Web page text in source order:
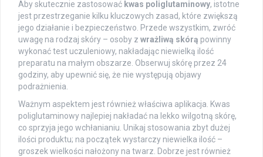
Aby skutecznie zastosować kwas poliglutaminowy, istotne
jest przestrzeganie kilku kluczowych zasad, które zwiększą
jego działanie i bezpieczeństwo. Przede wszystkim, zwróć
uwagę na rodzaj skóry – osoby z wrażliwą skórą powinny
wykonać test uczuleniowy, nakładając niewielką ilość
preparatu na małym obszarze. Obserwuj skórę przez 24
godziny, aby upewnić się, że nie występują objawy
podrażnienia.
Ważnym aspektem jest również właściwa aplikacja. Kwas
poliglutaminowy najlepiej nakładać na lekko wilgotną skórę,
co sprzyja jego wchłanianiu. Unikaj stosowania zbyt dużej
ilości produktu; na początek wystarczy niewielka ilość –
groszek wielkości nałożony na twarz. Dobrze jest również